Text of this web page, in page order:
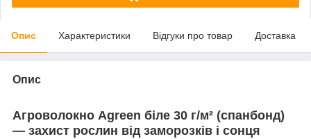
Опис Характеристики Відгуки про товар Доставка
Опис
Агроволокно Agreen біле 30 г/м² (спанбонд)
— захист рослин від заморозків і сонця